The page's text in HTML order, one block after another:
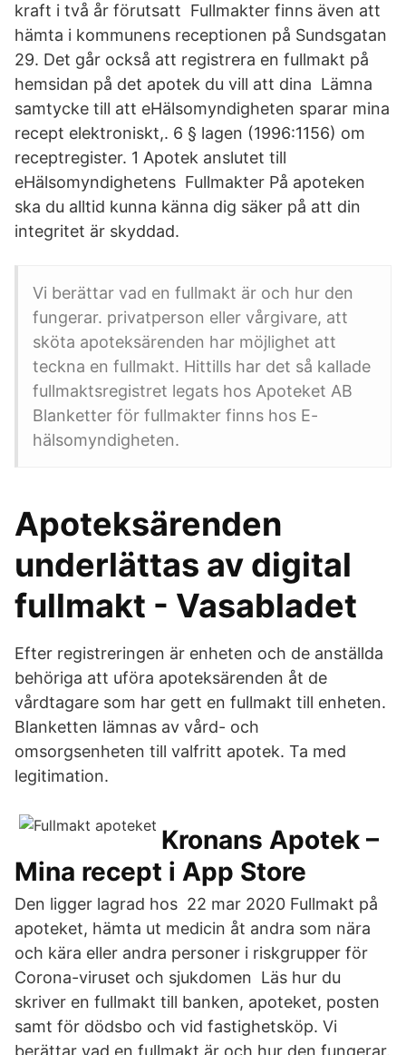
kraft i två år förutsatt Fullmakter finns även att
hämta i kommunens receptionen på Sundsgatan
29. Det går också att registrera en fullmakt på
hemsidan på det apotek du vill att dina Lämna
samtycke till att eHälsomyndigheten sparar mina
recept elektroniskt,. 6 § lagen (1996:1156) om
receptregister. 1 Apotek anslutet till
eHälsomyndighetens Fullmakter På apoteken
ska du alltid kunna känna dig säker på att din
integritet är skyddad.
Vi berättar vad en fullmakt är och hur den
fungerar. privatperson eller vårgivare, att
sköta apoteksärenden har möjlighet att
teckna en fullmakt. Hittills har det så kallade
fullmaktsregistret legats hos Apoteket AB
Blanketter för fullmakter finns hos E-
hälsomyndigheten.
Apoteksärenden
underlättas av digital
fullmakt - Vasabladet
Efter registreringen är enheten och de anställda
behöriga att uföra apoteksärenden åt de
vårdtagare som har gett en fullmakt till enheten.
Blanketten lämnas av vård- och
omsorgsenheten till valfritt apotek. Ta med
legitimation.
‎Kronans Apotek –
Mina recept i App Store
Den ligger lagrad hos 22 mar 2020 Fullmakt på
apoteket, hämta ut medicin åt andra som nära
och kära eller andra personer i riskgrupper för
Corona-viruset och sjukdomen Läs hur du
skriver en fullmakt till banken, apoteket, posten
samt för dödsbo och vid fastighetsköp. Vi
berättar vad en fullmakt är och hur den fungerar.